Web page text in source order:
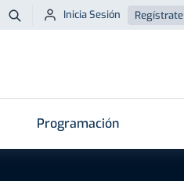
Buscar
Inicia Sesión Regístrate
Programación